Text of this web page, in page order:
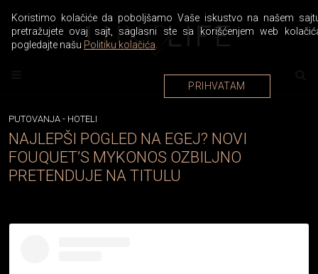
PUTOVANJA - HOTELI
NAJLEPŠI POGLED NA EGEJ? NOVI
FOUQUET’S MYKONOS OZBILJNO
PRETENDUJE NA TITULU
Koristimo kolačiće da poboljšamo Vaše iskustvo na našem
pretražujete ovaj sajt, saglasni ste sa korišćenjem web
pogledajte našu Politiku kolačića
PRIHVATAM